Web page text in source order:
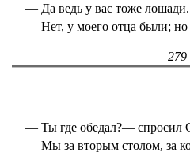
— Да ведь у вас тоже лошади.
— Нет, у моего отца были;
279
— Ты где обедал?— спросил
— Мы за вторым столом, за